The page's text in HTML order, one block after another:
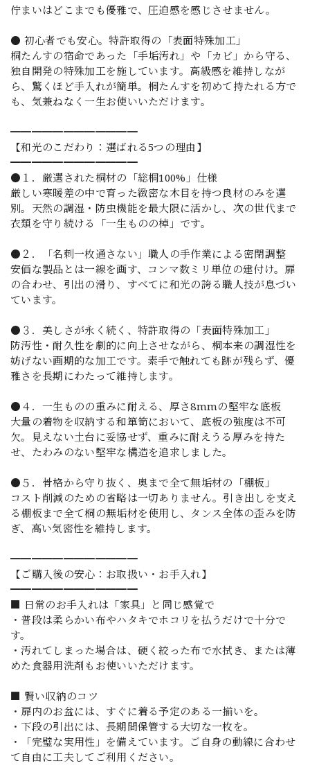
佇まいはどこまでも優雅で、圧迫感を感じさせません。
● 初心者でも安心。特許取得の「表面特殊加工」
桐たんすの宿命であった「手垢汚れ」や「カビ」から守る、
独自開発の特殊加工を施しています。高級感を維持しなが
ら、驚くほど手入れが簡単。桐たんすを初めて持たれる方で
も、気兼ねなく一生お使いいただけます。
━━━━━━━━━━━━
【和光のこだわり：選ばれる5つの理由】
━━━━━━━━━━━━
●１．厳選された桐材の「総桐100%」仕様
厳しい寒暖差の中で育った緻密な木目を持つ良材のみを選
別。天然の調湿・防虫機能を最大限に活かし、次の世代まで
衣類を守り続ける「一生ものの棹」です。
●２．「名刺一枚通さない」職人の手作業による密閉調整
安価な製品とは一線を画す、コンマ数ミリ単位の建付け。扉
の合わせ、引出の滑り、すべてに和光の誇る職人技が息づい
ています。
●３．美しさが永く続く、特許取得の「表面特殊加工」
防汚性・耐久性を劇的に向上させながら、桐本来の調湿性を
妨げない画期的な加工です。素手で触れても跡が残らず、優
雅さを長期にわたって維持します。
●４．一生ものの重みに耐える、厚さ8mmの堅牢な底板
大量の着物を収納する和箪笥において、底板の強度は不可
欠。見えない土台に妥協せず、重みに耐えうる厚みを持た
せ、たわみのない堅牢な構造を追求しました。
●５．骨格から守り抜く、奥まで全て無垢材の「棚板」
コスト削減のための省略は一切ありません。引き出しを支え
る棚板まで全て桐の無垢材を使用し、タンス全体の歪みを防
ぎ、高い気密性を維持します。
━━━━━━━━━━━━
【ご購入後の安心：お取扱い・お手入れ】
━━━━━━━━━━━━
■ 日常のお手入れは「家具」と同じ感覚で
・普段は柔らかい布やハタキでホコリを払うだけで十分で
す。
・汚れてしまった場合は、硬く絞った布で水拭き、または薄
めた食器用洗剤もお使いいただけます。
■ 賢い収納のコツ
・扉内のお盆には、すぐに着る予定のある一揃いを。
・下段の引出には、長期間保管する大切な一枚を。
・「完璧な実用性」を備えています。ご自身の動線に合わせ
て自由に工夫してご利用ください。